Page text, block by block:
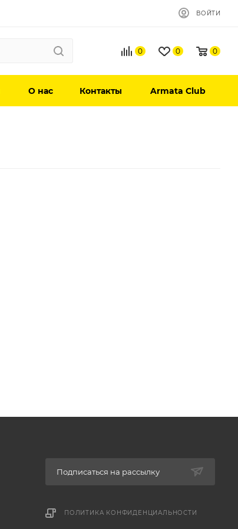
ВОЙТИ
0 0 0
О нас Контакты Armata Club
Подписаться на рассылку
ПОЛИТИКА КОНФИДЕНЦИАЛЬНОСТИ